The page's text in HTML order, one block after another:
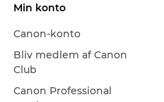
Min konto
Canon-konto
Bliv medlem af Canon
Club
Canon Professional